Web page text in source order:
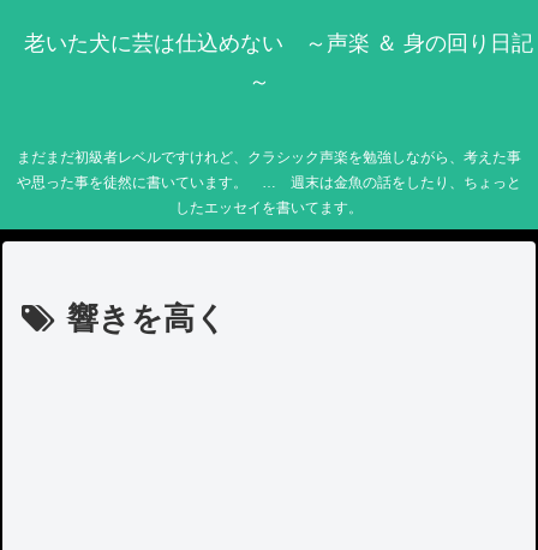
老いた犬に芸は仕込めない ～声楽 ＆ 身の回り日記
～
まだまだ初級者レベルですけれど、クラシック声楽を勉強しながら、考えた事
や思った事を徒然に書いています。 … 週末は金魚の話をしたり、ちょっと
したエッセイを書いてます。
響きを高く